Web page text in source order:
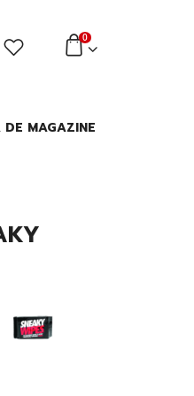
0
DE MAGAZINE